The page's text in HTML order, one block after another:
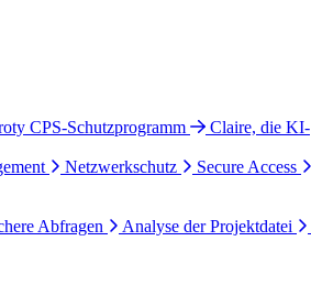
CPS-Schutzprogramm
Claire, die KI-
Netzwerkschutz Secure Access
Abfragen Analyse der Projektdatei